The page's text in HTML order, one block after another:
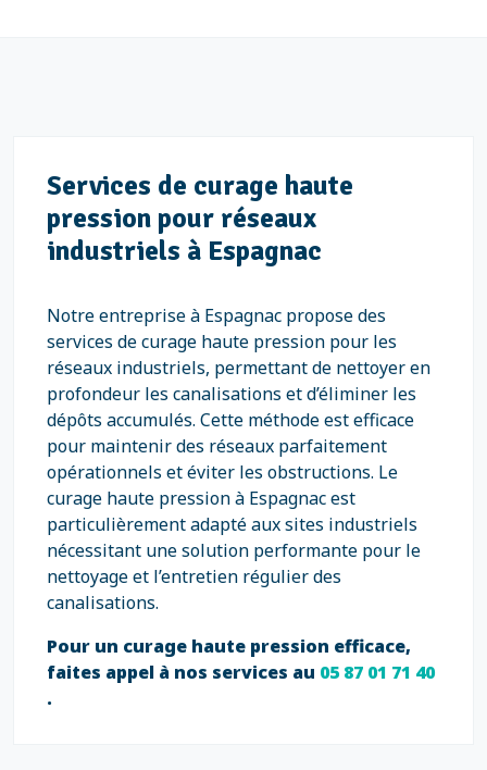
Services de curage haute
pression pour réseaux
industriels à Espagnac
Notre entreprise à Espagnac propose des
services de curage haute pression pour les
réseaux industriels, permettant de nettoyer en
profondeur les canalisations et d’éliminer les
dépôts accumulés. Cette méthode est efficace
pour maintenir des réseaux parfaitement
opérationnels et éviter les obstructions. Le
curage haute pression à Espagnac est
particulièrement adapté aux sites industriels
nécessitant une solution performante pour le
nettoyage et l’entretien régulier des
canalisations.
Pour un curage haute pression efficace,
faites appel à nos services au 05 87 01 71 40
.